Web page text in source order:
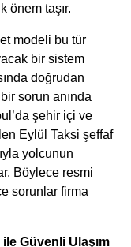
önem taşır.
modeli bu tür
bir sistem
doğrudan
sorun anında
şehir içi ve
Eylül Taksi şeffaf
yolcunun
Böylece resmi
sorunlar firma
Güvenli Ulaşım